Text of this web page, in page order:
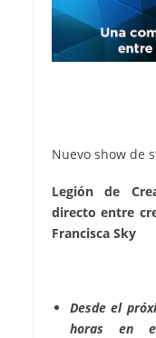
Nuevo show de
Legión de
directo entre
Francisca Sky
Desde el
horas en